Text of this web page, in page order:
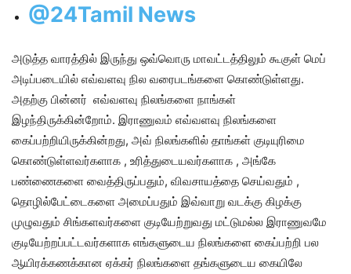
@24Tamil News
அடுத்த வாரத்தில் இருந்து ஒவ்வொரு மாவட்டத்திலும் கூகுள் மெப்
அடிப்படையில் எவ்வளவு நில வரைபடங்களை கொண்டுள்ளது.
அதற்கு பின்னர் எவ்வளவு நிலங்களை நாங்கள்
இழந்திருக்கின்றோம். இராணுவம் எவ்வளவு நிலங்களை
கைப்பற்றியிருக்கின்றது, அவ் நிலங்களில் தாங்கள் குடியுரிமை
கொண்டுள்ளவர்களாக , உரித்துடையவர்களாக , அங்கே
பண்ணைகளை வைத்திருப்பதும், விவசாயத்தை செய்வதும் ,
தொழில்பேட்டைகளை அமைப்பதும் இவ்வாறு வடக்கு கிழக்கு
முழுவதும் சிங்களவர்களை குடியேற்றுவது மட்டுமல்ல இராணுவமே
குடியேற்றப்பட்டவர்களாக எங்களுடைய நிலங்களை கைப்பற்றி பல
ஆயிரக்கணக்கான ஏக்கர் நிலங்களை தங்களுடைய கையிலே